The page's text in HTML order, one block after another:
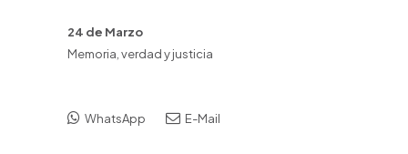
24 de Marzo
Memoria, verdad y justicia
WhatsApp E-Mail